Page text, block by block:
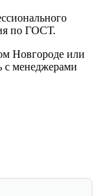
по ГОСТ.
Новгороде или
с менеджерами